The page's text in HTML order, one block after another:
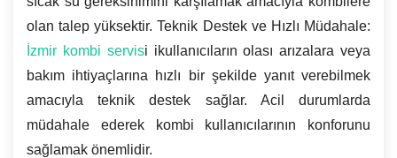
olan talep yüksektir. Teknik Destek ve Hızlı Müdahale:
İzmir kombi servisi ikullanıcıların olası arızalara veya
bakım ihtiyaçlarına hızlı bir şekilde yanıt verebilmek
amacıyla teknik destek sağlar. Acil durumlarda
müdahale ederek kombi kullanıcılarının konforunu
sağlamak önemlidir.